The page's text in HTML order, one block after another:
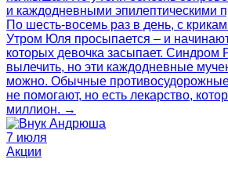
и каждодневными эпилептическими
По шесть-восемь раз в день, с
Утром Юля просыпается – и
которых девочка засыпает. Синдром
вылечить, но эти каждодневные
можно. Обычные
не помогают, но есть лекарство,
миллион. →
7 июля
Акции